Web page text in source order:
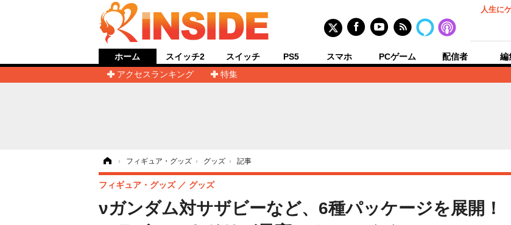
人生に
ホーム
アクセスランキング
特集
スイッチ2 スイッチ PS5 スマホ PCゲーム 配信者 編
› フィギュア・グッズ › グッズ › 記事
νガンダム対サザビーなど、6種パッケージを展開！
フィギュア・グッズ グッズ